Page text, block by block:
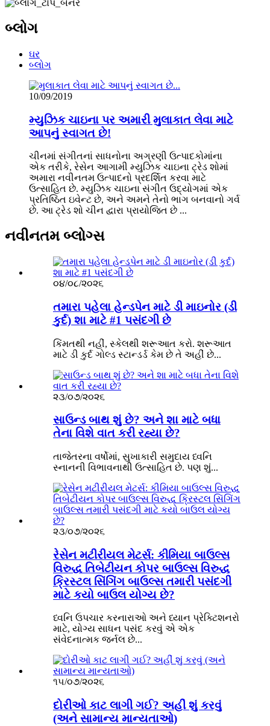
બ્લોગ
ઘર
બ્લોગ
10/09/2019
મ્યુઝિક ચાઇના પર અમારી મુલાકાત લેવા માટે
આપનું સ્વાગત છે!
ચીનમાં સંગીતનાં સાધનોના અગ્રણી ઉત્પાદકોમાંના
એક તરીકે, રેસેન આગામી મ્યુઝિક ચાઇના ટ્રેડ શોમાં
અમારા નવીનતમ ઉત્પાદનો પ્રદર્શિત કરવા માટે
ઉત્સાહિત છે. મ્યુઝિક ચાઇના સંગીત ઉદ્યોગમાં એક
પ્રતિષ્ઠિત ઇવેન્ટ છે, અને અમને તેનો ભાગ બનવાનો ગર્વ
છે. આ ટ્રેડ શો ચીન દ્વારા પ્રાયોજિત છે ...
નવીનતમ બ્લોગ્સ
૦૪/૦૮/૨૦૨૬
તમારા પહેલા હેન્ડપેન માટે ડી માઇનોર (ડી
કુર્દ) શા માટે #1 પસંદગી છે
કિંમતથી નહીં, સ્કેલથી શરૂઆત કરો. શરૂઆત
માટે ડી કુર્દ ગોલ્ડ સ્ટાન્ડર્ડ કેમ છે તે અહીં છે...
૨૩/૦૭/૨૦૨૬
સાઉન્ડ બાથ શું છે? અને શા માટે બધા
તેના વિશે વાત કરી રહ્યા છે?
તાજેતરના વર્ષોમાં, સુખાકારી સમુદાય ધ્વનિ
સ્નાનની વિભાવનાથી ઉત્સાહિત છે. પણ શું...
૨૩/૦૭/૨૦૨૬
રેસેન મટીરીયલ મેટર્સ: કીમિયા બાઉલ્સ
વિરુદ્ધ તિબેટીયન કોપર બાઉલ્સ વિરુદ્ધ
ક્રિસ્ટલ સિંગિંગ બાઉલ્સ તમારી પસંદગી
માટે કયો બાઉલ યોગ્ય છે?
ધ્વનિ ઉપચાર કરનારાઓ અને ધ્યાન પ્રેક્ટિશનરો
માટે, યોગ્ય સાધન પસંદ કરવું એ એક
સંવેદનાત્મક જર્નલ છે...
૧૫/૦૭/૨૦૨૬
દોરીઓ કાટ લાગી ગઈ? અહીં શું કરવું
(અને સામાન્ય માન્યતાઓ)